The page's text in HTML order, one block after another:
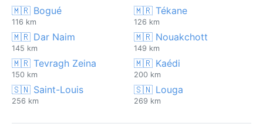
🇲🇷 Bogué
116 km
🇲🇷 Tékane
126 km
🇲🇷 Dar Naim
145 km
🇲🇷 Nouakchott
149 km
🇲🇷 Tevragh Zeina
150 km
🇲🇷 Kaédi
200 km
🇸🇳 Saint-Louis
256 km
🇸🇳 Louga
269 km